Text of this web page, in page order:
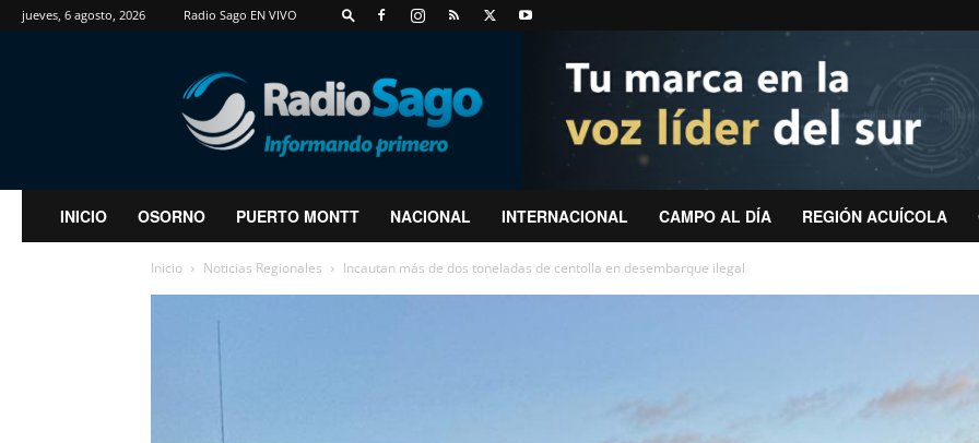
jueves, 6 agosto, 2026 Radio Sago EN VIVO
RadioSago
INICIO OSORNO PUERTO MONTT NACIONAL INTERNACIONAL CAMPO AL DÍA REGIÓN ACUÍCOLA
Inicio Noticias Regionales Incautan más de dos toneladas de centolla en desembarque ilegal